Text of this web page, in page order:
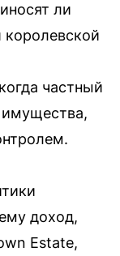
ли
частный
имущества,
доход,
Estate,